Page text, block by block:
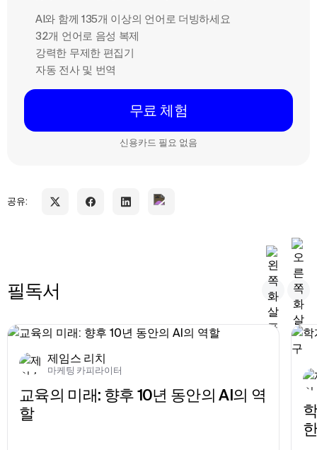
AI와 함께 135개 이상의 언어로 더빙하세요
32개 언어로 음성 복제
강력한 무제한 편집기
자동 전사 및 번역
무료 체험
신용카드 필요 없음
공유:
필독서
제임스 리치
마케팅 카피라이터
교육의 미래: 향후 10년 동안의 AI의 역
할